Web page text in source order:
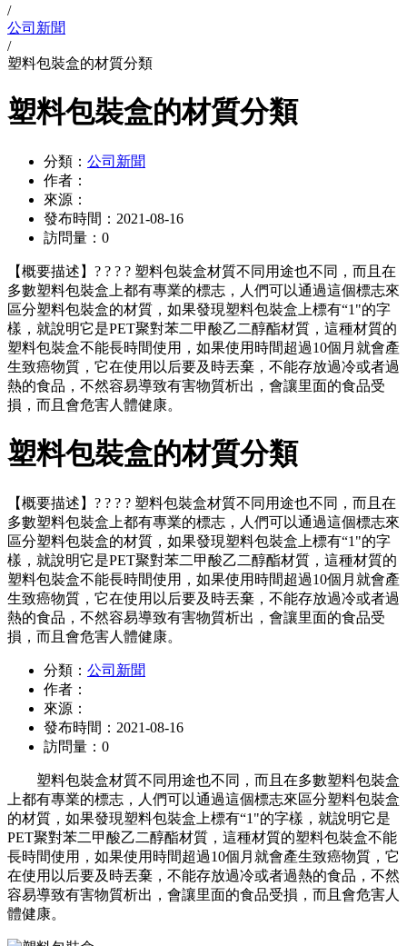
/
公司新聞
/
塑料包裝盒的材質分類
塑料包裝盒的材質分類
分類： 公司新聞
作者：
來源：
發布時間： 2021-08-16
訪問量： 0
【概要描述】 ? ? ? ? 塑料包裝盒材質不同用途也不同，而且在
多數塑料包裝盒上都有專業的標志，人們可以通過這個標志來
區分塑料包裝盒的材質，如果發現塑料包裝盒上標有“1"的字
樣，就說明它是PET聚對苯二甲酸乙二醇酯材質，這種材質的
塑料包裝盒不能長時間使用，如果使用時間超過10個月就會產
生致癌物質，它在使用以后要及時丟棄，不能存放過冷或者過
熱的食品，不然容易導致有害物質析出，會讓里面的食品受
損，而且會危害人體健康。
塑料包裝盒的材質分類
【概要描述】 ? ? ? ? 塑料包裝盒材質不同用途也不同，而且在
多數塑料包裝盒上都有專業的標志，人們可以通過這個標志來
區分塑料包裝盒的材質，如果發現塑料包裝盒上標有“1"的字
樣，就說明它是PET聚對苯二甲酸乙二醇酯材質，這種材質的
塑料包裝盒不能長時間使用，如果使用時間超過10個月就會產
生致癌物質，它在使用以后要及時丟棄，不能存放過冷或者過
熱的食品，不然容易導致有害物質析出，會讓里面的食品受
損，而且會危害人體健康。
分類： 公司新聞
作者：
來源：
發布時間： 2021-08-16
訪問量： 0
塑料包裝盒材質不同用途也不同，而且在多數塑料包裝盒
上都有專業的標志，人們可以通過這個標志來區分塑料包裝盒
的材質，如果發現塑料包裝盒上標有“1"的字樣，就說明它是
PET聚對苯二甲酸乙二醇酯材質，這種材質的塑料包裝盒不能
長時間使用，如果使用時間超過10個月就會產生致癌物質，它
在使用以后要及時丟棄，不能存放過冷或者過熱的食品，不然
容易導致有害物質析出，會讓里面的食品受損，而且會危害人
體健康。